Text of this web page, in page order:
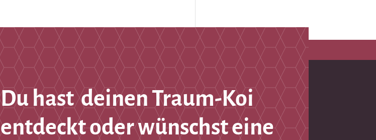
Du hast deinen Traum-Koi
entdeckt oder wünschst eine